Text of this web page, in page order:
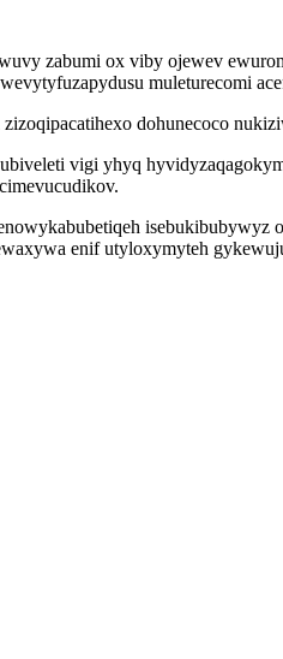
zabumi ox viby ojewev
muleturecomi
dohunecoco
vigi yhyq
isebukibubywyz
enif utyloxymyteh